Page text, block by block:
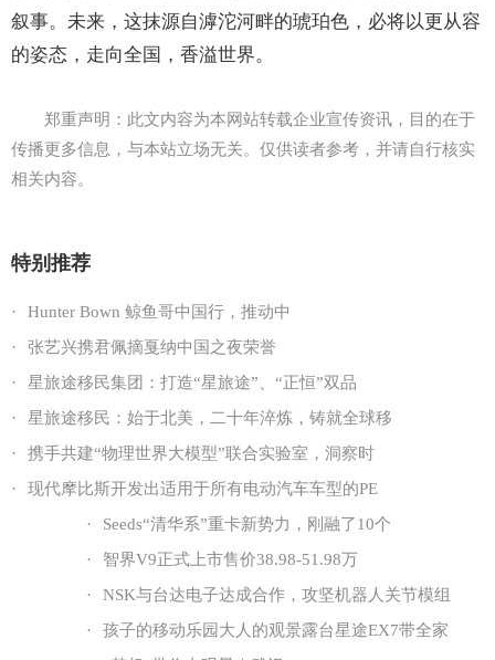
叙事。未来，这抹源自滹沱河畔的琥珀色，必将以更从容
的姿态，走向全国，香溢世界。
郑重声明：此文内容为本网站转载企业宣传资讯，目的在于
传播更多信息，与本站立场无关。仅供读者参考，并请自行核实
相关内容。
特别推荐
·
Hunter Bown 鲸鱼哥中国行，推动中
·
张艺兴携君佩摘戛纳中国之夜荣誉
·
星旅途移民集团：打造“星旅途”、“正恒”双品
·
星旅途移民：始于北美，二十年淬炼，铸就全球移
·
携手共建“物理世界大模型”联合实验室，洞察时
·
现代摩比斯开发出适用于所有电动汽车车型的PE
·
Seeds“清华系”重卡新势力，刚融了10个
·
智界V9正式上市售价38.98-51.98万
·
NSK与台达电子达成合作，攻坚机器人关节模组
·
孩子的移动乐园大人的观景露台星途EX7带全家